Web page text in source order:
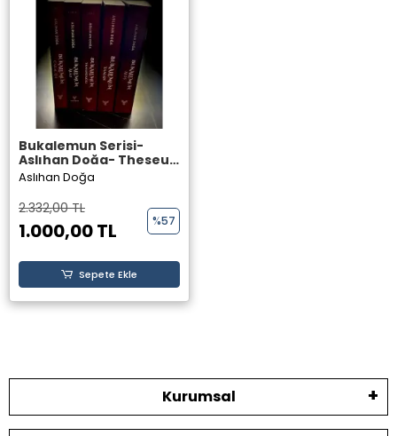
Bukalemun Serisi-
Aslıhan Doğa- Theseus
Yayınevi- (Bukalemun:
Çakal Avı- Alaz-
Yamandağlı- Yaman-
Ateş)
Aslıhan Doğa
2.332,00 TL
1.000,00 TL %57
Sepete Ekle
Kurumsal